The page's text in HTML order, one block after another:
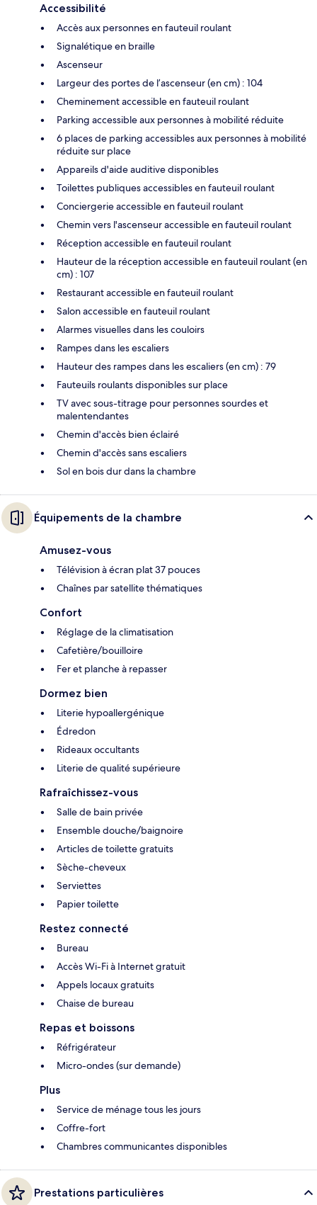
Accessibilité
Accès aux personnes en fauteuil roulant
Signalétique en braille
Ascenseur
Largeur des portes de l’ascenseur (en cm) : 104
Cheminement accessible en fauteuil roulant
Parking accessible aux personnes à mobilité réduite
6 places de parking accessibles aux personnes à mobilité
réduite sur place
Appareils d'aide auditive disponibles
Toilettes publiques accessibles en fauteuil roulant
Conciergerie accessible en fauteuil roulant
Chemin vers l'ascenseur accessible en fauteuil roulant
Réception accessible en fauteuil roulant
Hauteur de la réception accessible en fauteuil roulant (en
cm) : 107
Restaurant accessible en fauteuil roulant
Salon accessible en fauteuil roulant
Alarmes visuelles dans les couloirs
Rampes dans les escaliers
Hauteur des rampes dans les escaliers (en cm) : 79
Fauteuils roulants disponibles sur place
TV avec sous-titrage pour personnes sourdes et
malentendantes
Chemin d'accès bien éclairé
Chemin d'accès sans escaliers
Sol en bois dur dans la chambre
Équipements de la chambre
Amusez-vous
Télévision à écran plat 37 pouces
Chaînes par satellite thématiques
Confort
Réglage de la climatisation
Cafetière/bouilloire
Fer et planche à repasser
Dormez bien
Literie hypoallergénique
Édredon
Rideaux occultants
Literie de qualité supérieure
Rafraîchissez-vous
Salle de bain privée
Ensemble douche/baignoire
Articles de toilette gratuits
Sèche-cheveux
Serviettes
Papier toilette
Restez connecté
Bureau
Accès Wi-Fi à Internet gratuit
Appels locaux gratuits
Chaise de bureau
Repas et boissons
Réfrigérateur
Micro-ondes (sur demande)
Plus
Service de ménage tous les jours
Coffre-fort
Chambres communicantes disponibles
Prestations particulières